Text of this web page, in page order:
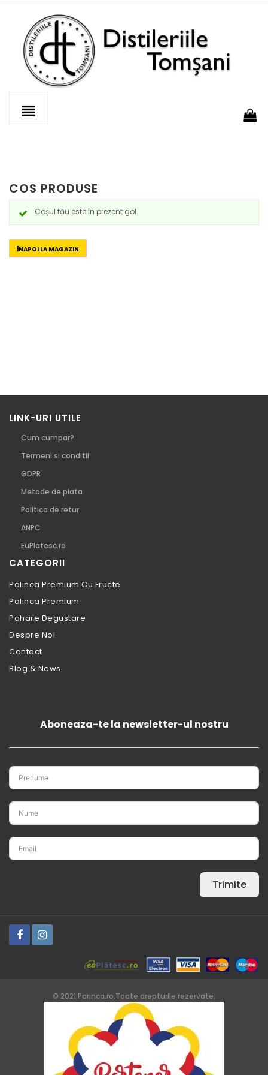
COS PRODUSE
Coșul tău este în prezent gol.
ÎNAPOI LA MAGAZIN
LINK-URI UTILE
Cum cumpar?
Termeni si conditii
GDPR
Metode de plata
Politica de retur
ANPC
EuPlatesc.ro
CATEGORII
Palinca Premium Cu Fructe
Palinca Premium
Pahare Degustare
Despre Noi
Contact
Blog & News
Aboneaza-te la newsletter-ul nostru
Trimite
© 2021 Parinca.ro.Toate drepturile rezervate.